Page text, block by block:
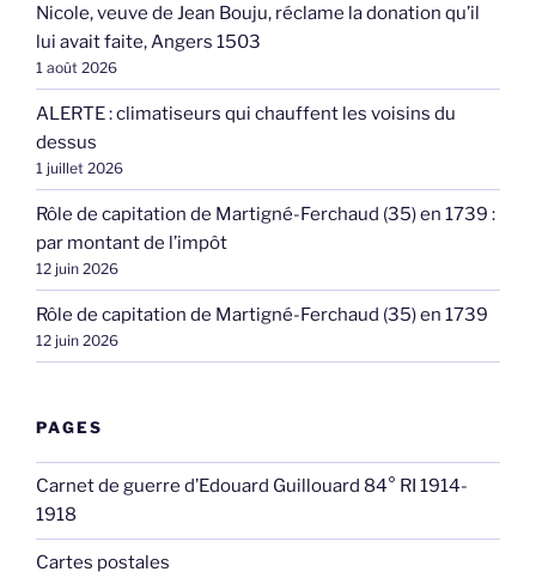
Nicole, veuve de Jean Bouju, réclame la donation qu’il
lui avait faite, Angers 1503
1 août 2026
ALERTE : climatiseurs qui chauffent les voisins du
dessus
1 juillet 2026
Rôle de capitation de Martigné-Ferchaud (35) en 1739 :
par montant de l’impôt
12 juin 2026
Rôle de capitation de Martigné-Ferchaud (35) en 1739
12 juin 2026
PAGES
Carnet de guerre d’Edouard Guillouard 84° RI 1914-
1918
Cartes postales